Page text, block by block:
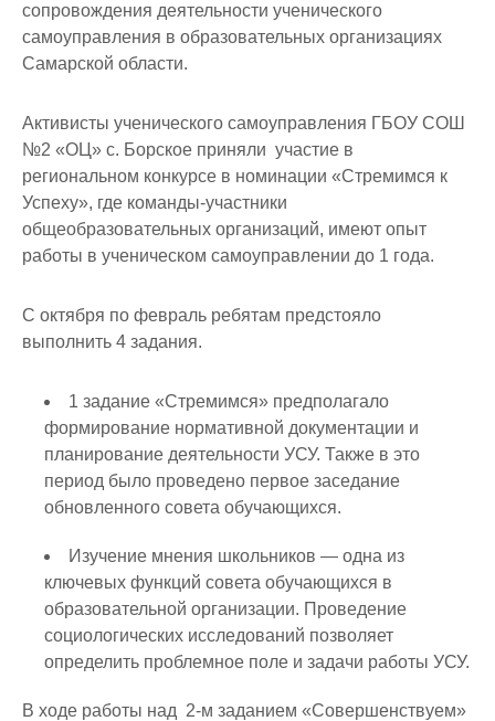
сопровождения деятельности ученического
самоуправления в образовательных организациях
Самарской области.
Активисты ученического самоуправления ГБОУ СОШ
№2 «ОЦ» с. Борское приняли участие в
региональном конкурсе в номинации «Стремимся к
Успеху», где команды-участники
общеобразовательных организаций, имеют опыт
работы в ученическом самоуправлении до 1 года.
С октября по февраль ребятам предстояло
выполнить 4 задания.
1 задание «Стремимся» предполагало
формирование нормативной документации и
планирование деятельности УСУ. Также в это
период было проведено первое заседание
обновленного совета обучающихся.
Изучение мнения школьников — одна из
ключевых функций совета обучающихся в
образовательной организации. Проведение
социологических исследований позволяет
определить проблемное поле и задачи работы УСУ.
В ходе работы над 2-м заданием «Совершенствуем»